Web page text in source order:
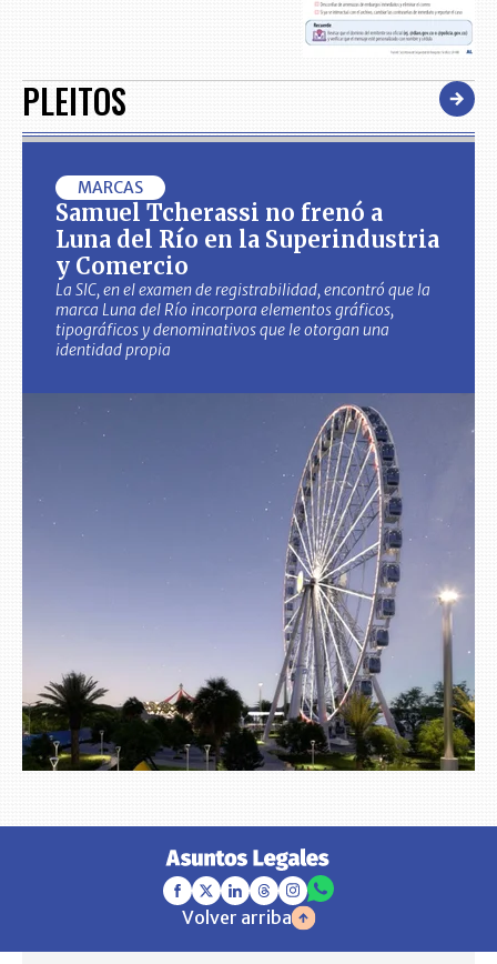
PLEITOS
MARCAS
Samuel Tcherassi no frenó a
Luna del Río en la Superindustria
y Comercio
La SIC, en el examen de registrabilidad, encontró que la
marca Luna del Río incorpora elementos gráficos,
tipográficos y denominativos que le otorgan una
identidad propia
Volver arriba